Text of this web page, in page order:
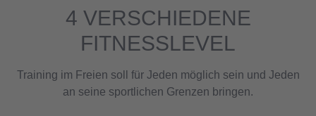
4 VERSCHIEDENE
FITNESSLEVEL
Training im Freien soll für Jeden möglich sein und Jeden
an seine sportlichen Grenzen bringen.